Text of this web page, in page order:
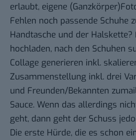
erlaubt, eigene
Fehlen noch passende Schuhe
Handtasche und der Halskette?
hochladen, nach den Schuhen
Collage generieren inkl.
Zusammenstellung inkl. drei
und Freunden/Bekannten
Sauce. Wenn das allerdings
geht, dann geht der Schuss
Die erste Hürde, die es schon